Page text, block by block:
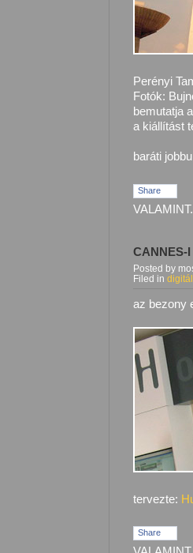
Perényi
Fotók:
bemutatja
a kiállítást
baráti
Share
CANNES-
Posted by
Filed in
az bezony
tervezte:
Share